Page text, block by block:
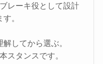
レーキ役として設計
。
してから選ぶ。
スタンスです。